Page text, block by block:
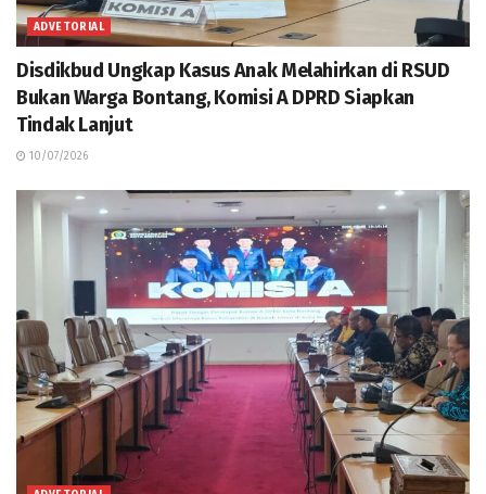
ADVETORIAL
Disdikbud Ungkap Kasus Anak Melahirkan di RSUD
Bukan Warga Bontang, Komisi A DPRD Siapkan
Tindak Lanjut
10/07/2026